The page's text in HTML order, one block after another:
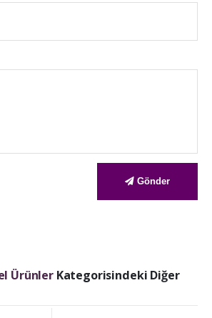
Gönder
ÜrünlerKategorisindeki Diğer